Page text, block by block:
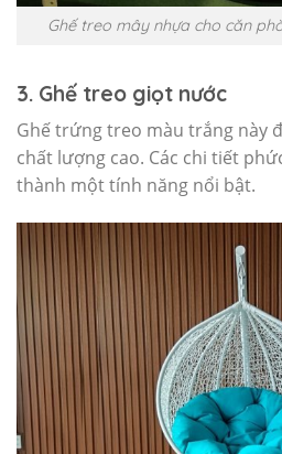
Ghế treo mây nhựa cho căn
3. Ghế treo giọt nước
Ghế trứng treo màu trắng này
chất lượng cao. Các chi tiết
thành một tính năng nổi bật.